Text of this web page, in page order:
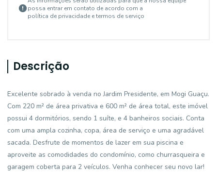
possa entrar em contato de acordo com a
política de privacidade e termos de serviço
Descrição
Excelente sobrado à venda no Jardim Presidente, em Mogi Guaçu.
Com 220 m² de área privativa e 600 m² de área total, este imóvel
possui 4 dormitórios, sendo 1 suíte, e 4 banheiros sociais. Conta
com uma ampla cozinha, copa, área de serviço e uma agradável
sacada. Desfrute de momentos de lazer em sua piscina e
aproveite as comodidades do condomínio, como churrasqueira e
garagem coberta para 2 veículos. Venha conhecer seu novo lar!